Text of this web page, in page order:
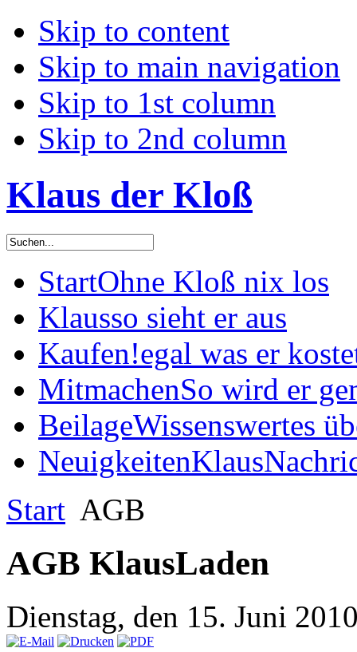
Skip to content
Skip to main navigation
Skip to 1st column
Skip to 2nd column
Klaus der Kloß
StartOhne Kloß nix los
Klausso sieht er aus
Kaufen!egal was er
MitmachenSo wird er
BeilageWissenswertes
Neuigkeiten
Start AGB
AGB KlausLaden
Dienstag, den 15. Juni